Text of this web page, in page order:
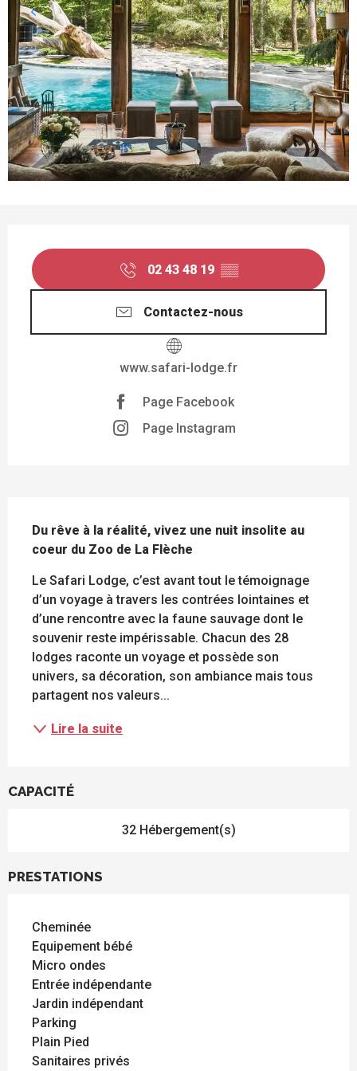
02 43 48 19 ▒▒
Contactez-nous
www.safari-lodge.fr
Page Facebook
Page Instagram
Du rêve à la réalité, vivez une nuit insolite au
coeur du Zoo de La Flèche
Le Safari Lodge, c’est avant tout le témoignage
d’un voyage à travers les contrées lointaines et
d’une rencontre avec la faune sauvage dont le
souvenir reste impérissable. Chacun des 28
lodges raconte un voyage et possède son
univers, sa décoration, son ambiance mais tous
partagent nos valeurs...
Lire la suite
CAPACITÉ
32 Hébergement(s)
PRESTATIONS
Cheminée
Equipement bébé
Micro ondes
Entrée indépendante
Jardin indépendant
Parking
Plain Pied
Sanitaires privés